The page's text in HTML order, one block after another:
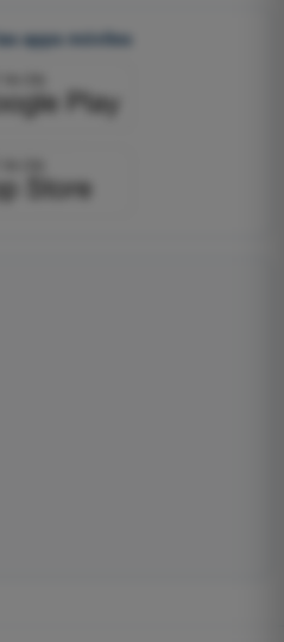
apps móviles